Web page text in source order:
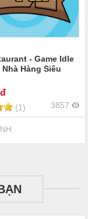
- Game Idle
Hàng Siêu
(1) 3857